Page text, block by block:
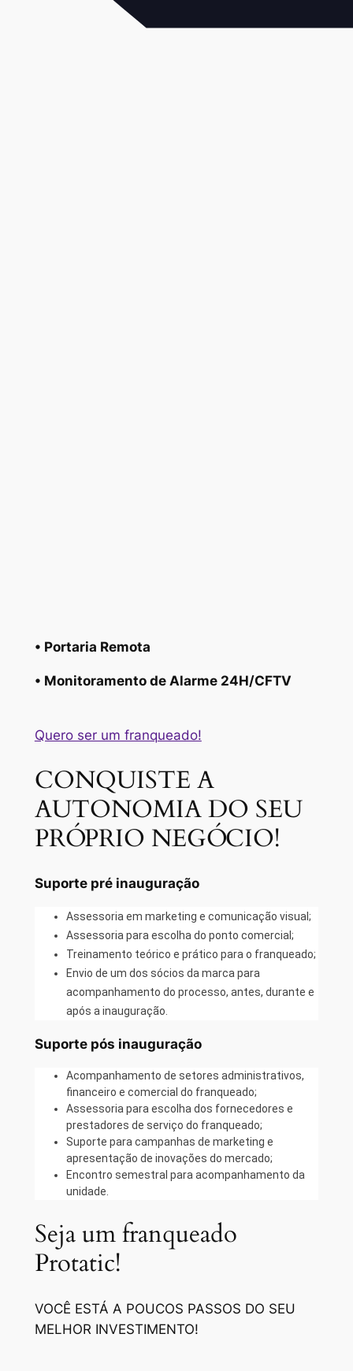
• Portaria Remota
• Monitoramento de Alarme 24H/CFTV
Quero ser um franqueado!
CONQUISTE A
AUTONOMIA DO SEU
PRÓPRIO NEGÓCIO!
Suporte pré inauguração
Assessoria em marketing e comunicação visual;
Assessoria para escolha do ponto comercial;
Treinamento teórico e prático para o franqueado;
Envio de um dos sócios da marca para
acompanhamento do processo, antes, durante e
após a inauguração.
Suporte pós inauguração
Acompanhamento de setores administrativos,
financeiro e comercial do franqueado;
Assessoria para escolha dos fornecedores e
prestadores de serviço do franqueado;
Suporte para campanhas de marketing e
apresentação de inovações do mercado;
Encontro semestral para acompanhamento da
unidade.
Seja um franqueado
Protatic!
VOCÊ ESTÁ A POUCOS PASSOS DO SEU
MELHOR INVESTIMENTO!